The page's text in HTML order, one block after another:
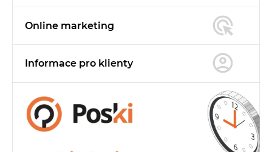
Online marketing
Informace pro klienty